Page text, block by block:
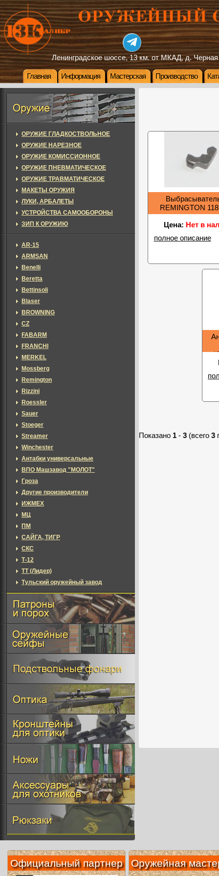
Ленинградское шоссе, 13 км. от МКАД, д. Черная
Главная Информация Мастерская Производство
REMINGTON
Цена: Нет в
полное описание
Показано 1 - 3 (всего 3
ОРУЖИЕ ГЛАДКОСТВОЛЬНОЕ
ОРУЖИЕ НАРЕЗНОЕ
ОРУЖИЕ КОМИССИОННОЕ
ОРУЖИЕ ПНЕВМАТИЧЕСКОЕ
ОРУЖИЕ ТРАВМАТИЧЕСКОЕ
МАКЕТЫ ОРУЖИЯ
ЛУКИ, АРБАЛЕТЫ
УСТРОЙСТВА САМООБОРОНЫ
ЗИП К ОРУЖИЮ
AR-15
ARMSAN
Benelli
Beretta
Bettinsoli
Blaser
BROWNING
CZ
FABARM
FRANCHI
MERKEL
Mossberg
Remington
Rizzini
Roessler
Sauer
Stoeger
Streamer
Winchester
Антабки универсальные
ВПО Машзавод "МОЛОТ"
Гроза
Другие производители
ИЖМЕХ
МЦ
ПМ
САЙГА, ТИГР
СКС
Т-12
ТТ (Лидер)
Тульский оружейный завод
Официальный партнер Оружейная